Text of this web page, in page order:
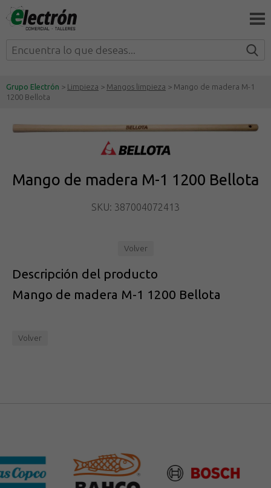
Grupo Electrón > Limpieza > Mangos limpieza > Mango de madera M-1
1200 Bellota
Mango de madera M-1 1200 Bellota
SKU: 387004072413
Volver
Descripción del producto
Mango de madera M-1 1200 Bellota
Volver